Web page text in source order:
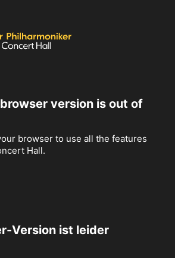
version is out of
browser to use all the features
Hall.
Version ist leider